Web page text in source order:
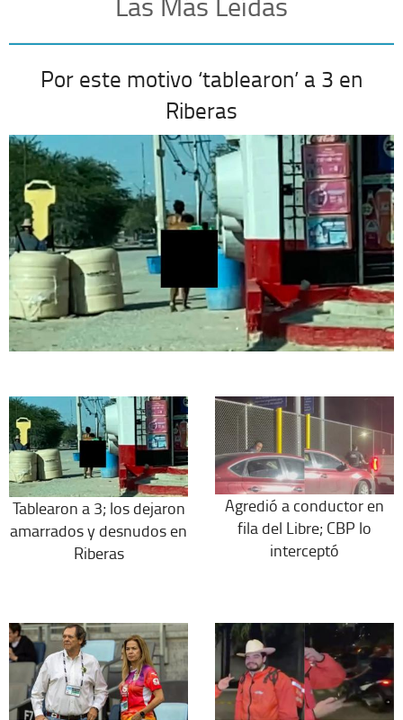
Por este motivo ‘tablearon’ a 3 en
Riberas
Tablearon a 3; los dejaron
amarrados y desnudos en
Riberas
Agredió a conductor en
fila del Libre; CBP lo
interceptó